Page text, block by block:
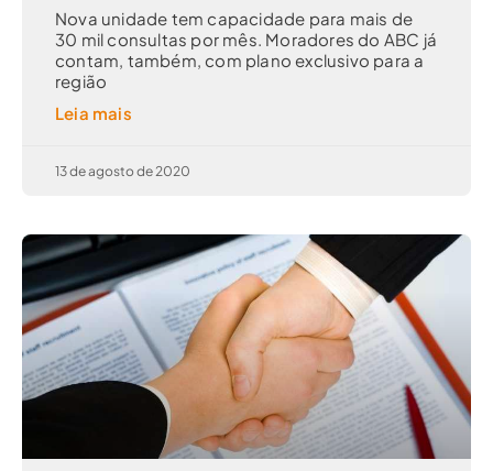
Nova unidade tem capacidade para mais de
30 mil consultas por mês. Moradores do ABC já
contam, também, com plano exclusivo para a
região
Leia mais
13 de agosto de 2020